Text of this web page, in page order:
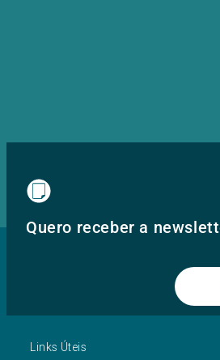
Quero receber a
Links Úteis